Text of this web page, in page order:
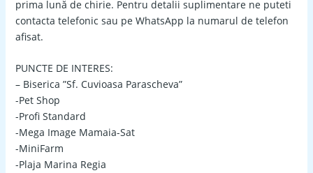
prima lună de chirie. Pentru detalii suplimentare ne puteti
contacta telefonic sau pe WhatsApp la numarul de telefon
afisat.
PUNCTE DE INTERES:
– Biserica ”Sf. Cuvioasa Parascheva”
-Pet Shop
-Profi Standard
-Mega Image Mamaia-Sat
-MiniFarm
-Plaja Marina Regia